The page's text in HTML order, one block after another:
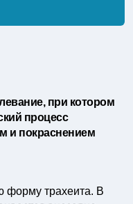
при котором
процесс
и покраснением
форму трахеита. В